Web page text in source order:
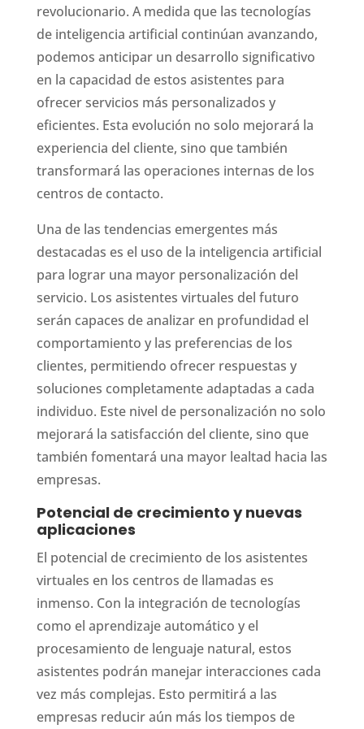
revolucionario. A medida que las tecnologías
de inteligencia artificial continúan avanzando,
podemos anticipar un desarrollo significativo
en la capacidad de estos asistentes para
ofrecer servicios más personalizados y
eficientes. Esta evolución no solo mejorará la
experiencia del cliente, sino que también
transformará las operaciones internas de los
centros de contacto.
Una de las tendencias emergentes más
destacadas es el uso de la inteligencia artificial
para lograr una mayor personalización del
servicio. Los asistentes virtuales del futuro
serán capaces de analizar en profundidad el
comportamiento y las preferencias de los
clientes, permitiendo ofrecer respuestas y
soluciones completamente adaptadas a cada
individuo. Este nivel de personalización no solo
mejorará la satisfacción del cliente, sino que
también fomentará una mayor lealtad hacia las
empresas.
Potencial de crecimiento y nuevas
aplicaciones
El potencial de crecimiento de los asistentes
virtuales en los centros de llamadas es
inmenso. Con la integración de tecnologías
como el aprendizaje automático y el
procesamiento de lenguaje natural, estos
asistentes podrán manejar interacciones cada
vez más complejas. Esto permitirá a las
empresas reducir aún más los tiempos de